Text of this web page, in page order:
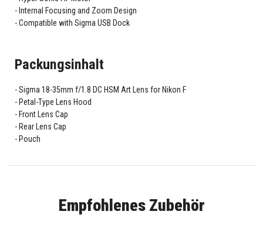
Internal Focusing and Zoom Design
Compatible with Sigma USB Dock
Packungsinhalt
Sigma 18-35mm f/1.8 DC HSM Art Lens for Nikon F
Petal-Type Lens Hood
Front Lens Cap
Rear Lens Cap
Pouch
Empfohlenes Zubehör